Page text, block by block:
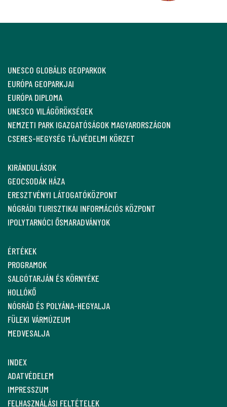
UNESCO GLOBÁLIS GEOPARKOK
EURÓPA GEOPARKJAI
EURÓPA DIPLOMA
UNESCO VILÁGÖRÖKSÉGEK
NEMZETI PARK IGAZGATÓSÁGOK MAGYARORSZÁGON
CSERES-HEGYSÉG TÁJVÉDELMI KÖRZET
KIRÁNDULÁSOK
GEOCSODÁK HÁZA
ERESZTVÉNYI LÁTOGATÓKÖZPONT
NÓGRÁDI TURISZTIKAI INFORMÁCIÓS KÖZPONT
IPOLYTARNÓCI ŐSMARADVÁNYOK
ÉRTÉKEK
PROGRAMOK
SALGÓTARJÁN ÉS KÖRNYÉKE
HOLLÓKŐ
NÓGRÁD ÉS POLYÁNA-HEGYALJA
FÜLEKI VÁRMÚZEUM
MEDVESALJA
INDEX
ADATVÉDELEM
IMPRESSZUM
FELHASZNÁLÁSI FELTÉTELEK